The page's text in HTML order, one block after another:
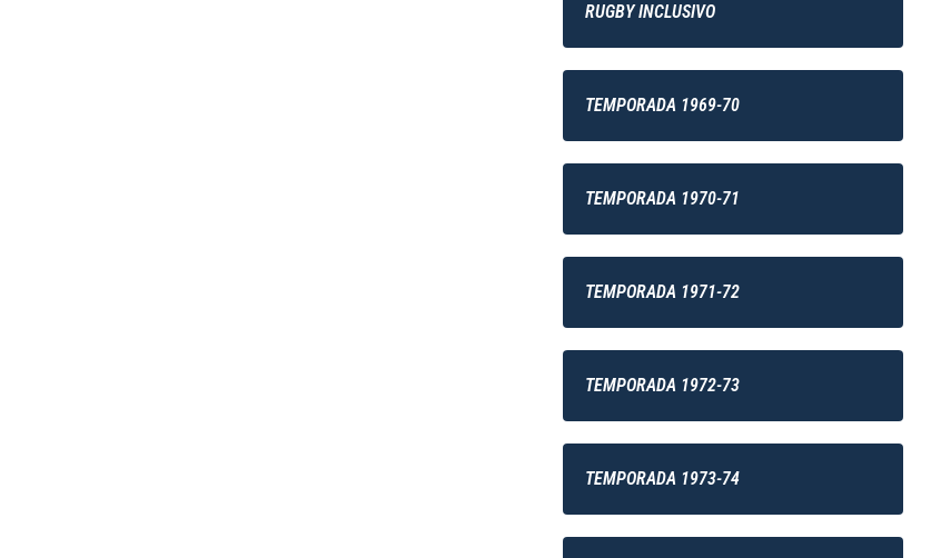
RUGBY INCLUSIVO
TEMPORADA 1969-70
TEMPORADA 1970-71
TEMPORADA 1971-72
TEMPORADA 1972-73
TEMPORADA 1973-74